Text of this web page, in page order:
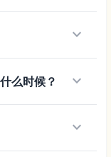
keyboard_arrow_down
么时候？ keyboard_arrow_down
keyboard_arrow_down